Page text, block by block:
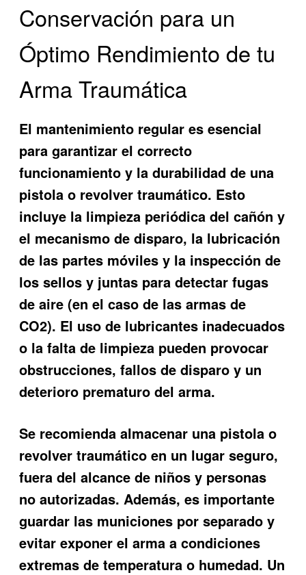
Conservación para un
Óptimo Rendimiento de tu
Arma Traumática
El mantenimiento regular es esencial
para garantizar el correcto
funcionamiento y la durabilidad de una
pistola o revolver traumático. Esto
incluye la limpieza periódica del cañón y
el mecanismo de disparo, la lubricación
de las partes móviles y la inspección de
los sellos y juntas para detectar fugas
de aire (en el caso de las armas de
CO2). El uso de lubricantes inadecuados
o la falta de limpieza pueden provocar
obstrucciones, fallos de disparo y un
deterioro prematuro del arma.
Se recomienda almacenar una pistola o
revolver traumático en un lugar seguro,
fuera del alcance de niños y personas
no autorizadas. Además, es importante
guardar las municiones por separado y
evitar exponer el arma a condiciones
extremas de temperatura o humedad. Un